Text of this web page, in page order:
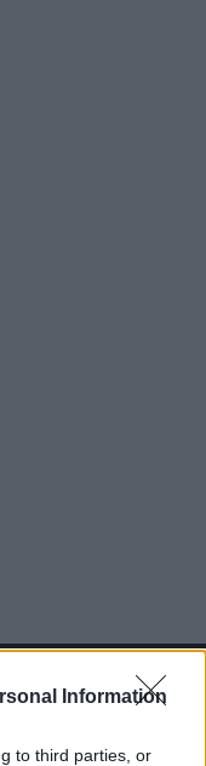
Information
to third parties, or